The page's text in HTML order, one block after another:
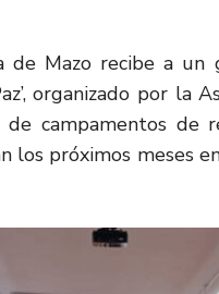
Mazo recibe a
organizado por la
de campamentos de
los próximos meses